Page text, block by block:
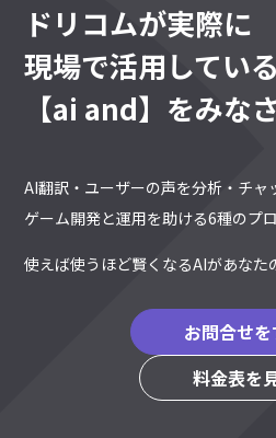
ドリコムが実際に
現場で活用している
【ai and】をみな
AI翻訳・ユーザーの声を分析・チャ
ゲーム開発と運用を助ける6種のプ
使えば使うほど賢くなるAIがあなた
お問合せを
料金表を